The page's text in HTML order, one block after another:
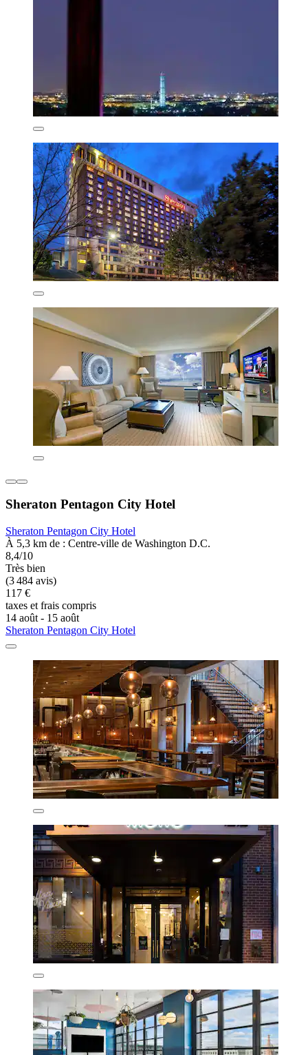
Sheraton Pentagon City Hotel
Sheraton Pentagon City Hotel
À 5,3 km de : Centre-ville de Washington D.C.
8,4/10
Très bien
(3 484 avis)
117 €
taxes et frais compris
14 août - 15 août
Sheraton Pentagon City Hotel